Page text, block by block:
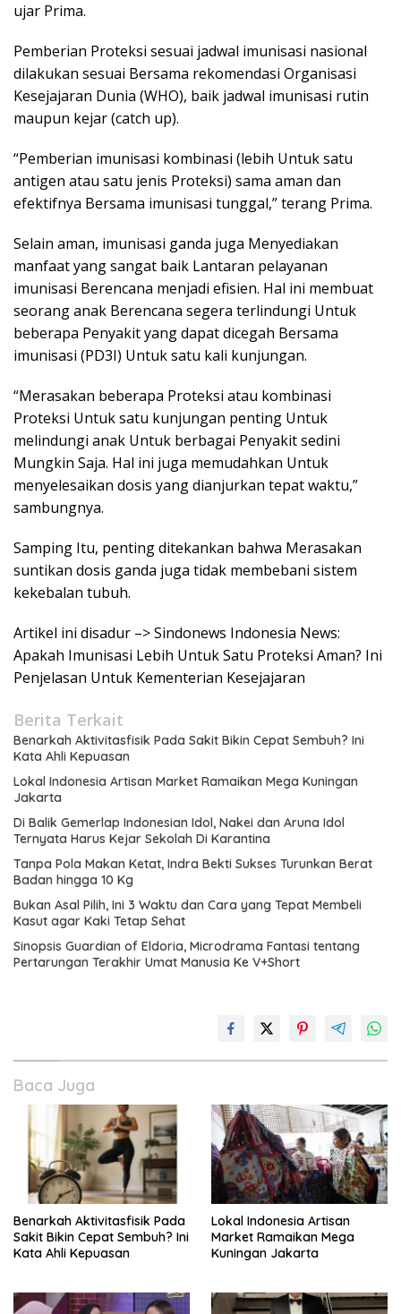
ujar Prima.
Pemberian Proteksi sesuai jadwal imunisasi nasional
dilakukan sesuai Bersama rekomendasi Organisasi
Kesejajaran Dunia (WHO), baik jadwal imunisasi rutin
maupun kejar (catch up).
“Pemberian imunisasi kombinasi (lebih Untuk satu
antigen atau satu jenis Proteksi) sama aman dan
efektifnya Bersama imunisasi tunggal,” terang Prima.
Selain aman, imunisasi ganda juga Menyediakan
manfaat yang sangat baik Lantaran pelayanan
imunisasi Berencana menjadi efisien. Hal ini membuat
seorang anak Berencana segera terlindungi Untuk
beberapa Penyakit yang dapat dicegah Bersama
imunisasi (PD3I) Untuk satu kali kunjungan.
“Merasakan beberapa Proteksi atau kombinasi
Proteksi Untuk satu kunjungan penting Untuk
melindungi anak Untuk berbagai Penyakit sedini
Mungkin Saja. Hal ini juga memudahkan Untuk
menyelesaikan dosis yang dianjurkan tepat waktu,”
sambungnya.
Samping Itu, penting ditekankan bahwa Merasakan
suntikan dosis ganda juga tidak membebani sistem
kekebalan tubuh.
Artikel ini disadur –> Sindonews Indonesia News:
Apakah Imunisasi Lebih Untuk Satu Proteksi Aman? Ini
Penjelasan Untuk Kementerian Kesejajaran
Berita Terkait
Benarkah Aktivitasfisik Pada Sakit Bikin Cepat Sembuh? Ini
Kata Ahli Kepuasan
Lokal Indonesia Artisan Market Ramaikan Mega Kuningan
Jakarta
Di Balik Gemerlap Indonesian Idol, Nakei dan Aruna Idol
Ternyata Harus Kejar Sekolah Di Karantina
Tanpa Pola Makan Ketat, Indra Bekti Sukses Turunkan Berat
Badan hingga 10 Kg
Bukan Asal Pilih, Ini 3 Waktu dan Cara yang Tepat Membeli
Kasut agar Kaki Tetap Sehat
Sinopsis Guardian of Eldoria, Microdrama Fantasi tentang
Pertarungan Terakhir Umat Manusia Ke V+Short
Baca Juga
Benarkah Aktivitasfisik Pada
Sakit Bikin Cepat Sembuh? Ini
Kata Ahli Kepuasan
Lokal Indonesia Artisan
Market Ramaikan Mega
Kuningan Jakarta